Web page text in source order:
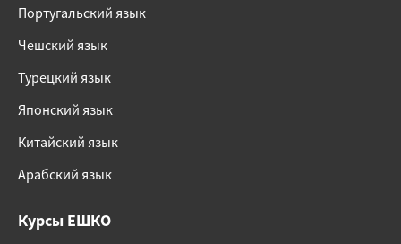
Португальский язык
Чешский язык
Турецкий язык
Японский язык
Китайский язык
Арабский язык
Курсы ЕШКО